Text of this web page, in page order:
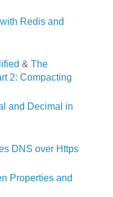
Redis and
& The
2: Compacting
and Decimal in
DNS over Https
Properties and